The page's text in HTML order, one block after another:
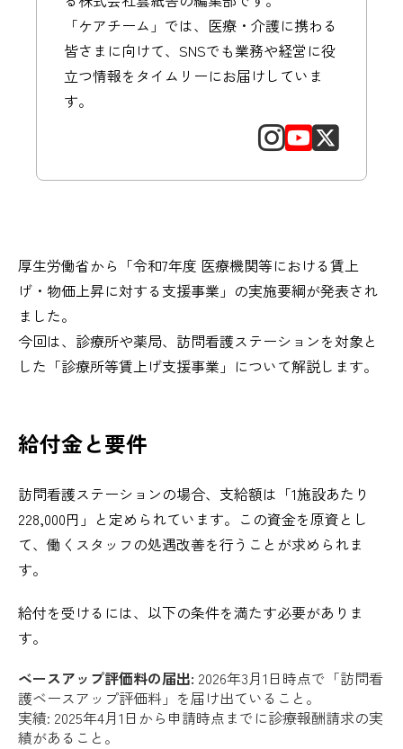
「ケアチーム」では、医療・介護に携わる
皆さまに向けて、SNSでも業務や経営に役
立つ情報をタイムリーにお届けしていま
す。
厚生労働省から「令和7年度 医療機関等における賃上
げ・物価上昇に対する支援事業」の実施要綱が発表され
ました。
今回は、診療所や薬局、訪問看護ステーションを対象と
した「診療所等賃上げ支援事業」について解説します。
給付金と要件
訪問看護ステーションの場合、支給額は「1施設あたり
228,000円」と定められています。この資金を原資とし
て、働くスタッフの処遇改善を行うことが求められま
す。
給付を受けるには、以下の条件を満たす必要がありま
す。
ベースアップ評価料の届出: 2026年3月1日時点で「訪問看
護ベースアップ評価料」を届け出ていること。
実績: 2025年4月1日から申請時点までに診療報酬請求の実
績があること。